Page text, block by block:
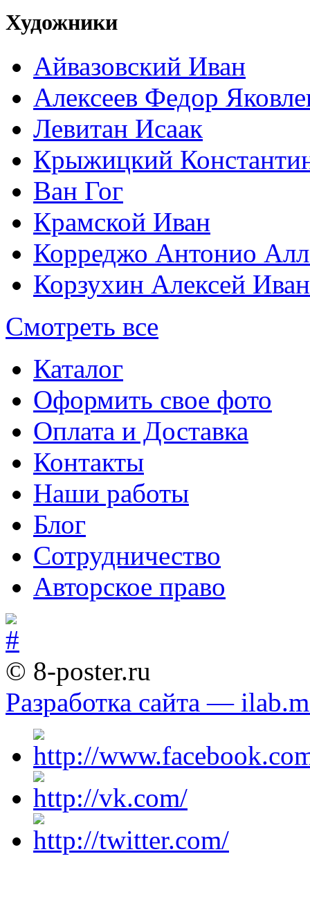
Художники
Айвазовский Иван
Алексеев Федор
Левитан Исаак
Крыжицкий
Ван Гог
Крамской Иван
Корреджо Антонио
Корзухин Алексей
Смотреть все
Каталог
Оформить свое фото
Оплата и Доставка
Контакты
Наши работы
Блог
Сотрудничество
Авторское право
© 8-poster.ru
Разработка сайта —